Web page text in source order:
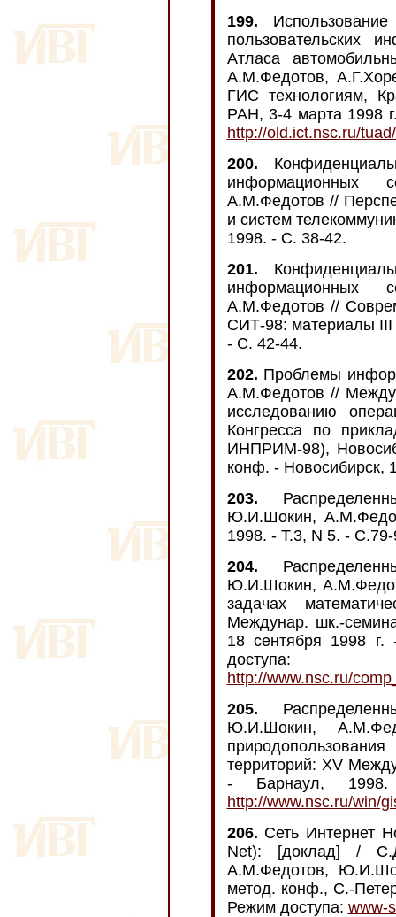
199.
пользовательских
Атласа
А.М.Федотов,
ГИС технологиям,
РАН, 3-4 марта 1998
http://old.ict.nsc.ru/
200.
А.М.Федотов //
и систем
1998. - C. 38-42.
201.
А.М.Федотов //
СИТ-98: материалы
- C. 42-44.
202. Проблемы
А.М.Федотов //
исследованию
Конгресса по
ИНПРИМ-98),
конф. - Новосибирск,
203.
Ю.И.Шокин,
1998. - Т.3, N 5. -
204.
Ю.И.Шокин,
задачах
Междунар. шк.-
18 сентября 1998
доступа:
http://www.nsc.ru/
205.
Ю.И.Шокин,
территорий: XV
- Барнаул,
http://www.nsc.ru/win/
206. Сеть Интернет
Net): [доклад] /
А.М.Федотов,
метод. конф., С.-
Режим доступа: www-